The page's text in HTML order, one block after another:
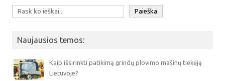
Paieška
Naujausios temos:
Kaip išsirinkti patikimą grindų plovimo mašinų tiekėją
Lietuvoje?